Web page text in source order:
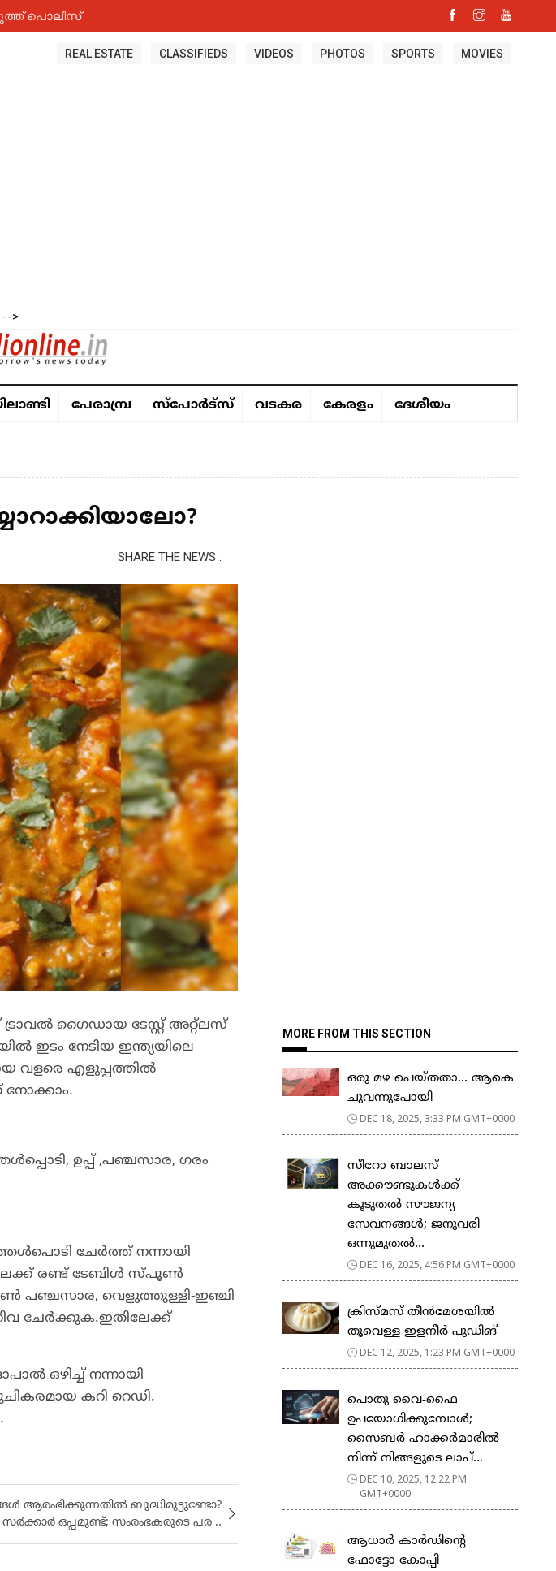
പൊലീസ്
REAL ESTATE CLASSIFIEDS VIDEOS PHOTOS SPORTS MOVIES
-->
പേരാമ്പ്ര സ്പോർട്സ് വടകര കേരളം ദേശീയം
SHARE THE NEWS :
ഗൈഡായ ടേസ്റ്റ് അറ്റ്ലസ്
ഇടം നേടിയ ഇന്ത്യയിലെ
വളരെ എളുപ്പത്തില്‍
നോക്കാം.
ഉപ്പ് ,പഞ്ചസാര, ഗരം
ചേര്‍ത്ത് നന്നായി
രണ്ട് ടേബിള്‍ സ്പൂണ്‍
പഞ്ചസാര, വെളുത്തുള്ളി-ഇഞ്ചി
ചേര്‍ക്കുക.ഇതിലേക്ക്
ഒഴിച്ച് നന്നായി
കറി റെഡി.
ആരംഭിക്കുന്നതിൽ ബുദ്ധിമുട്ടുണ്ടോ?
സർക്കാർ ഒപ്പമുണ്ട്; സംരംഭകരുടെ പര ..
MORE FROM THIS SECTION
ഒരു മഴ പെയ്തതാ… ആകെ
ചുവന്നുപോയി
DEC 18, 2025, 3:33 PM GMT+0000
സീറോ ബാലസ്
അക്കൗണ്ടുകൾക്ക്
കൂടുതൽ സൗജന്യ
സേവനങ്ങൾ; ജനുവരി
ഒന്നുമുതൽ...
DEC 16, 2025, 4:56 PM GMT+0000
ക്രിസ്മസ് തീൻമേശയിൽ
തൂവെള്ള ഇളനീർ പുഡിങ്
DEC 12, 2025, 1:23 PM GMT+0000
പൊതു വൈ-ഫൈ
ഉപയോഗിക്കുമ്പോൾ;
സൈബർ ഹാക്കർമാരിൽ
നിന്ന് നിങ്ങളുടെ ലാപ്‌...
DEC 10, 2025, 12:22 PM
GMT+0000
ആധാർ കാർഡിന്റെ
ഫോട്ടോ കോപ്പി